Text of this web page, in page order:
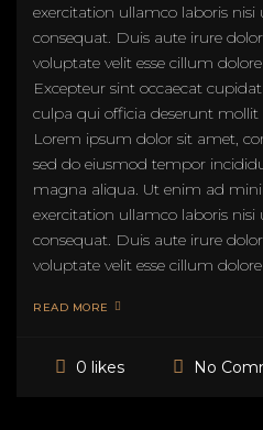
exercitation ullamco laboris
consequat. Duis aute irure
voluptate velit esse cillum
Excepteur sint occaecat
culpa qui officia deserunt
Lorem ipsum dolor sit amet,
sed do eiusmod tempor
magna aliqua. Ut enim ad
exercitation ullamco laboris
consequat. Duis aute irure
voluptate velit esse cillum
READ MORE
0 likes No